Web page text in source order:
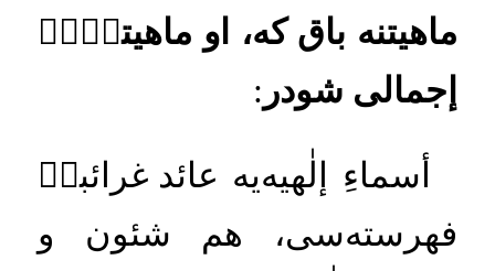
ماهيتنه باق كه، او ماهيتكۡكۡ
إجمالى شودر :
أسماءِ إلٰهيهيه عائد غرائبكۡ
فهرستهسى، هم شئون
و